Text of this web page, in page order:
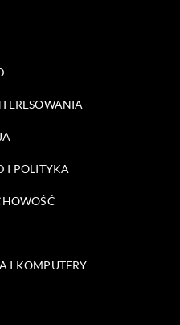
I POLITYKA
I KOMPUTERY